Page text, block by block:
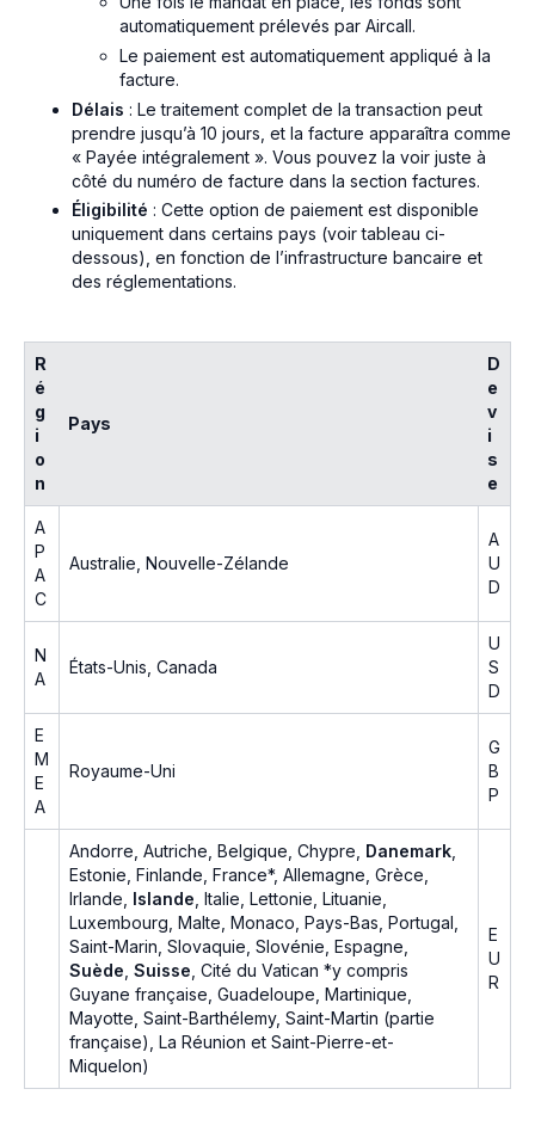
automatiquement prélevés par Aircall.
Le paiement est automatiquement appliqué à la
facture.
Délais : Le traitement complet de la transaction peut
prendre jusqu’à 10 jours, et la facture apparaîtra comme
« Payée intégralement ». Vous pouvez la voir juste à
côté du numéro de facture dans la section factures.
Éligibilité : Cette option de paiement est disponible
uniquement dans certains pays (voir tableau ci-
dessous), en fonction de l’infrastructure bancaire et
des réglementations.
R
é
g
i
o
n
Pays
D
e
v
i
s
e
A
P
A
C
Australie, Nouvelle-Zélande
A
U
D
N
A
États-Unis, Canada
U
S
D
E
M
E
A
Royaume-Uni
G
B
P
Andorre, Autriche, Belgique, Chypre, Danemark
Estonie, Finlande, France*, Allemagne, Grèce,
Irlande, Islande , Italie, Lettonie, Lituanie,
Luxembourg, Malte, Monaco, Pays-Bas, Portugal,
Saint-Marin, Slovaquie, Slovénie, Espagne,
Suède Suisse , Cité du Vatican *y compris
Guyane française, Guadeloupe, Martinique,
Mayotte, Saint-Barthélemy, Saint-Martin (partie
française), La Réunion et Saint-Pierre-et-
Miquelon)
E
U
R